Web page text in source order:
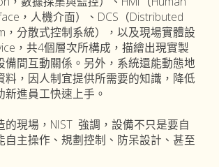
，人機介面）、DCS（Distributed
，分散式控制系統），以及現場實體設
，共4個層次所構成，描繪出現實製
備間互動關係。另外，系統還能動態地
料，因人制宜提供所需要的知識，降低
進員工快速上手。
現場，NIST 強調，設備不只是要自
自主操作、規劃控制、防呆設計、甚至